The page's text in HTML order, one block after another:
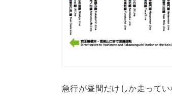
急行が昼間だけしか走って